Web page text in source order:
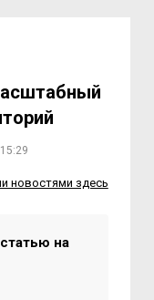
новостями здесь
на